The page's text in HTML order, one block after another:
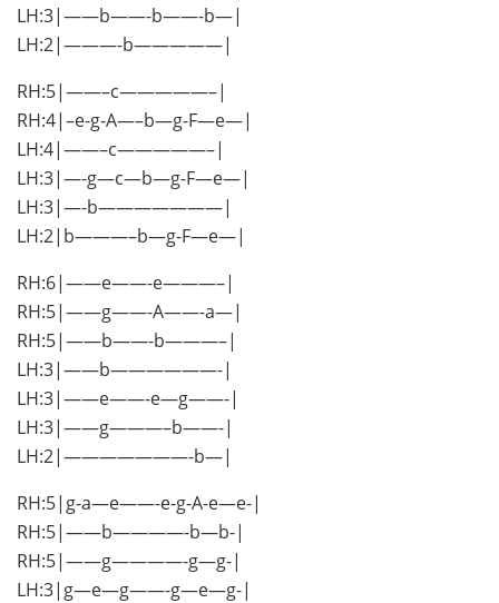
LH:3|——b——-b——-b—|
LH:2|———-b—————|
RH:5|——–c—————–|
RH:4|–e-g-A—–b—g-F—e—|
LH:4|——–c—————–|
LH:3|—-g—c—b—g-F—e—|
LH:3|—-b———————|
LH:2|b———–b—g-F—e—|
RH:6|——e——-e———–|
RH:5|——g——-A——-a—|
RH:5|——b——-b———–|
LH:3|——b——————-|
LH:3|——e——-e—g——-|
LH:3|——g———–b——-|
LH:2|———————-b—|
RH:5|g-a—e——-e-g-A-e—e-|
RH:5|——b————-b—b-|
RH:5|——g————-g—g-|
LH:3|g—e—g——-g—e—g-|